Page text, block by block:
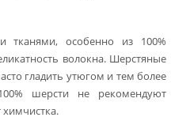
тканями, особенно из 100%
волокна. Шерстяные
гладить утюгом и тем более
шерсти не рекомендуют